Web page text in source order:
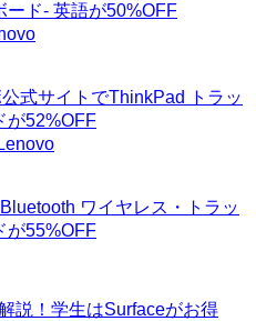
ード- 英語が50%OFF
式サイトでThinkPad トラッ
が52%OFF
ワイヤレス・トラッ
が55%OFF
説！学生はSurfaceがお得